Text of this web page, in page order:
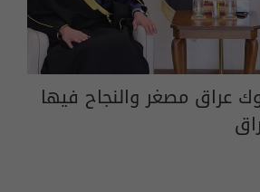
عراق مصغر والنجاح فيها